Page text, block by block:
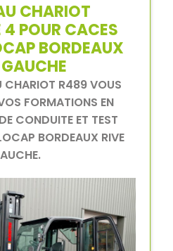
CHARIOT
POUR CACES
BORDEAUX
CHARIOT R489 VOUS
FORMATIONS EN
CONDUITE ET TEST
BORDEAUX RIVE